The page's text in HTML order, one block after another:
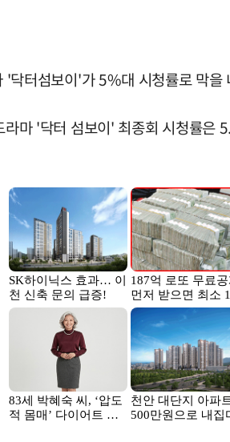
닥터섬보이'가 5%대 시청률로 막을
마 '닥터 섬보이' 최종회 시청률